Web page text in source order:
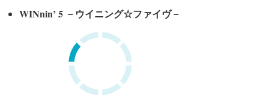
WINnin’ 5 －ウイニング☆ファイヴ－